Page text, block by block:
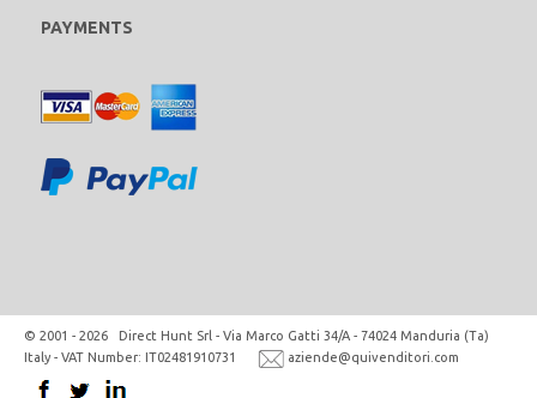
PAYMENTS
© 2001 - 2026 Direct Hunt Srl - Via Marco Gatti 34/A - 74024 Manduria (Ta)
Italy - VAT Number: IT02481910731
aziende@quivenditori.com